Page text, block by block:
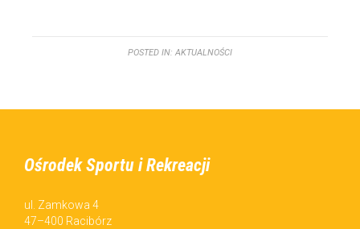
POSTED IN: AKTUALNOŚCI
Ośrodek Sportu i Rekreacji
ul. Zamkowa 4
47–400 Racibórz